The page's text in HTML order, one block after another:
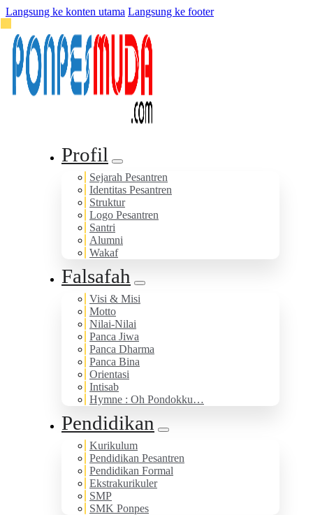
Langsung ke konten utama Langsung ke footer
Profil
Sejarah Pesantren
Identitas Pesantren
Struktur
Logo Pesantren
Santri
Alumni
Wakaf
Falsafah
Visi & Misi
Motto
Nilai-Nilai
Panca Jiwa
Panca Dharma
Panca Bina
Orientasi
Intisab
Hymne : Oh Pondokku…
Pendidikan
Kurikulum
Pendidikan Pesantren
Pendidikan Formal
Ekstrakurikuler
SMP
SMK Ponpes